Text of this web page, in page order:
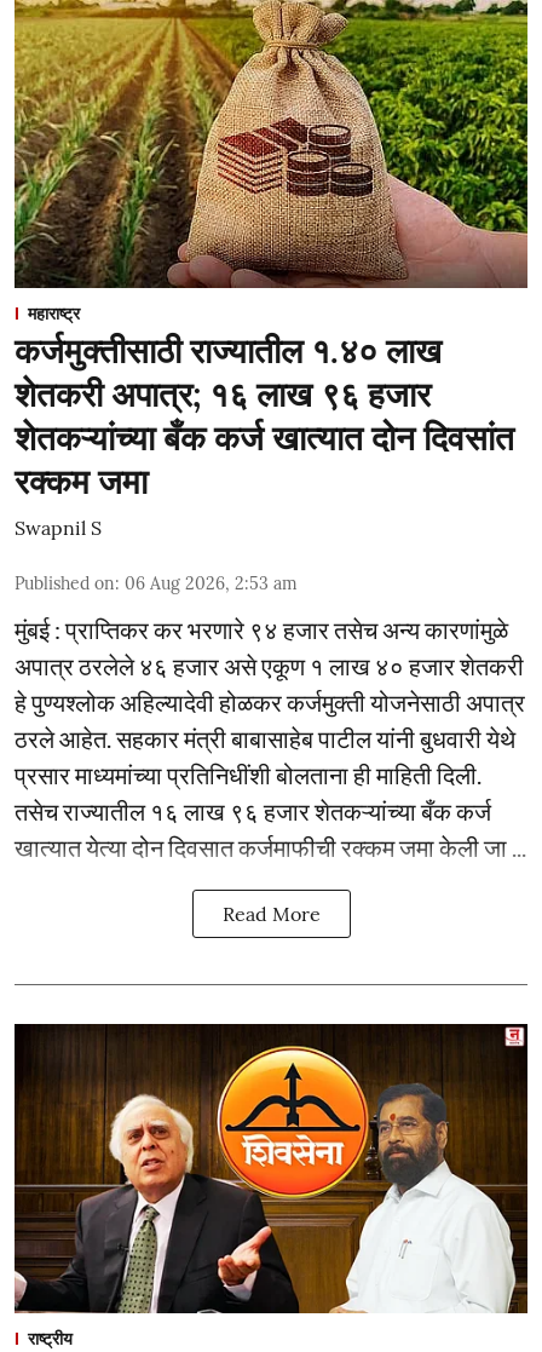
महाराष्ट्र
कर्जमुक्तीसाठी राज्यातील १.४० लाख
शेतकरी अपात्र; १६ लाख ९६ हजार
शेतकऱ्यांच्या बँक कर्ज खात्यात दोन दिवसांत
रक्कम जमा
Swapnil S
Published on: 06 Aug 2026, 2:53 am
मुंबई : प्राप्तिकर कर भरणारे ९४ हजार तसेच अन्य कारणांमुळे
अपात्र ठरलेले ४६ हजार असे एकूण १ लाख ४० हजार शेतकरी
हे पुण्यश्लोक अहिल्यादेवी होळकर कर्जमुक्ती योजनेसाठी अपात्र
ठरले आहेत. सहकार मंत्री बाबासाहेब पाटील यांनी बुधवारी येथे
प्रसार माध्यमांच्या प्रतिनिधींशी बोलताना ही माहिती दिली.
तसेच राज्यातील १६ लाख ९६ हजार शेतकऱ्यांच्या बँक कर्ज
खात्यात येत्या दोन दिवसात कर्जमाफीची रक्कम जमा केली जा ...
Read More
राष्ट्रीय